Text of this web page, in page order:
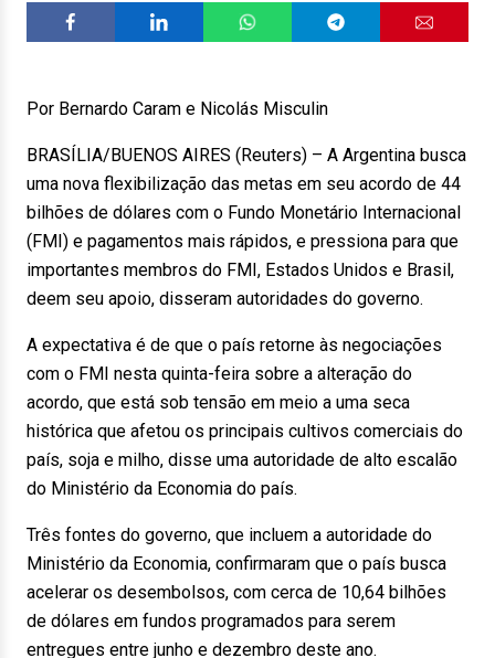
Por Bernardo Caram e Nicolás Misculin
BRASÍLIA/BUENOS AIRES (Reuters) – A Argentina busca
uma nova flexibilização das metas em seu acordo de 44
bilhões de dólares com o Fundo Monetário Internacional
(FMI) e pagamentos mais rápidos, e pressiona para que
importantes membros do FMI, Estados Unidos e Brasil,
deem seu apoio, disseram autoridades do governo.
A expectativa é de que o país retorne às negociações
com o FMI nesta quinta-feira sobre a alteração do
acordo, que está sob tensão em meio a uma seca
histórica que afetou os principais cultivos comerciais do
país, soja e milho, disse uma autoridade de alto escalão
do Ministério da Economia do país.
Três fontes do governo, que incluem a autoridade do
Ministério da Economia, confirmaram que o país busca
acelerar os desembolsos, com cerca de 10,64 bilhões
de dólares em fundos programados para serem
entregues entre junho e dezembro deste ano.